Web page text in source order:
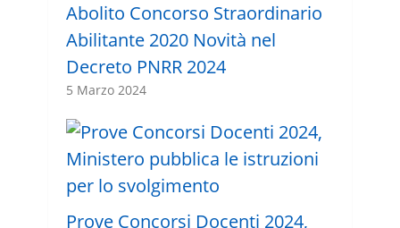
Abolito Concorso Straordinario
Abilitante 2020 Novità nel
Decreto PNRR 2024
5 Marzo 2024
Prove Concorsi Docenti 2024,